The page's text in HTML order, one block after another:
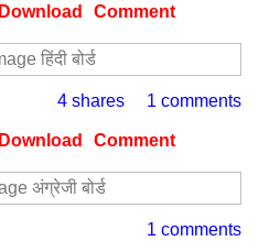
Download Comment
1 comments
4 shares
Download Comment
1 comments